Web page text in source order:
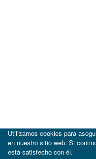
Utilizamos cookies para
en nuestro sitio web. Si
está satisfecho con él.